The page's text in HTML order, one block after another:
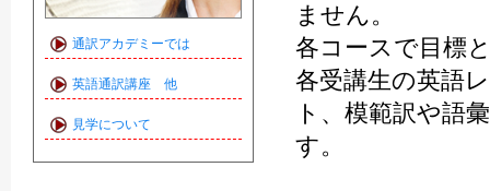
ません。
各コースで目標
各受講生の英語
ト、模範訳や語
す。
通訳アカデミーでは
英語通訳講座 他
見学について